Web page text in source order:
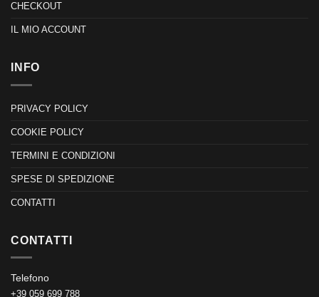
CHECKOUT
IL MIO ACCOUNT
INFO
PRIVACY POLICY
COOKIE POLICY
TERMINI E CONDIZIONI
SPESE DI SPEDIZIONE
CONTATTI
CONTATTI
Telefono
+39 059 699 788